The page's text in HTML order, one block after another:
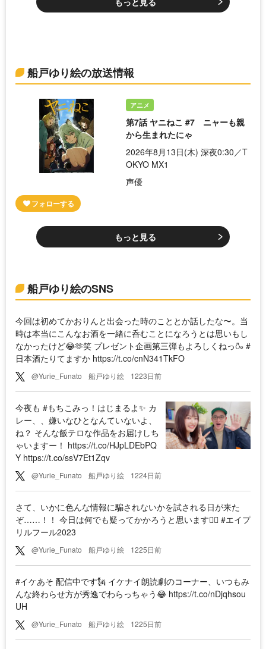
船戸ゆり絵の放送情報
アニメ
第7話 ヤニねこ #7 ニャーも親
から生まれたにゃ
2026年8月13日(木) 深夜0:30／T
OKYO MX1
声優
もっと見る
船戸ゆり絵のSNS
今回は初めてかおりんと出会った時のこととか話したな〜。当
時は本当にこんなお酒を一緒に呑むことになろうとは思いもし
なかったけど😂🫶笑 プレゼント企画第三弾もよろしくねっ🍶 #
日本酒たりてますか https://t.co/cnN341TkFO
@Yurie_Funato 船戸ゆり絵 1223日前
今夜も #もちこみっ！はじまるよ✨ カ
レー、、嫌いなひとなんていないよ、
ね？ そんな飯テロな作品をお届けしち
ゃいますー！ https://t.co/HJpLDEbPQ
Y https://t.co/ssV7Et1Zqv
@Yurie_Funato 船戸ゆり絵 1224日前
さて、いかに色んな情報に騙されないかを試される日が来た
ぞ……！！ 今日は何でも疑ってかかろうと思います🙋‍♀️ #エイプ
リルフール2023
@Yurie_Funato 船戸ゆり絵 1225日前
#イケあそ 配信中です🗽 イケナイ朗読劇のコーナー、いつもみ
んな終わらせ方が秀逸でわらっちゃう😂 https://t.co/nDjqhsou
UH
@Yurie_Funato 船戸ゆり絵 1225日前